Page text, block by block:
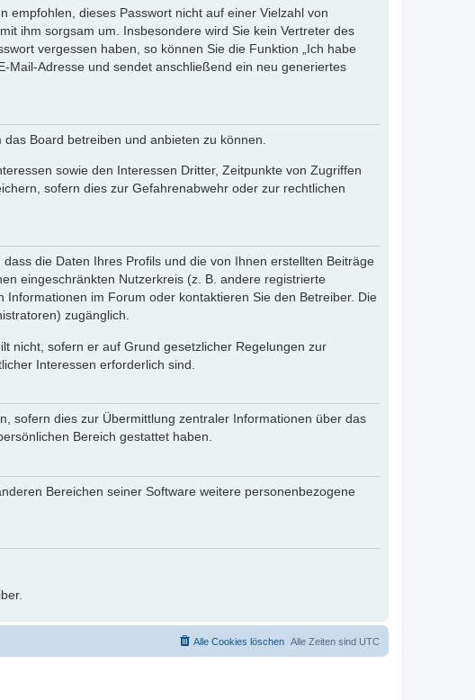
empfohlen, dieses Passwort nicht auf einer Vielzahl von
ihm sorgsam um. Insbesondere wird Sie kein Vertreter des
vergessen haben, so können Sie die Funktion „Ich habe
Mail-Adresse und sendet anschließend ein neu generiertes
Board betreiben und anbieten zu können.
sowie den Interessen Dritter, Zeitpunkte von Zugriffen
sofern dies zur Gefahrenabwehr oder zur rechtlichen
die Daten Ihres Profils und die von Ihnen erstellten Beiträge
eingeschränkten Nutzerkreis (z. B. andere registrierte
im Forum oder kontaktieren Sie den Betreiber. Die
zugänglich.
nicht, sofern er auf Grund gesetzlicher Regelungen zur
Interessen erforderlich sind.
sofern dies zur Übermittlung zentraler Informationen über das
Bereich gestattet haben.
Bereichen seiner Software weitere personenbezogene
Alle Zeiten sind UTC
Alle Cookies löschen